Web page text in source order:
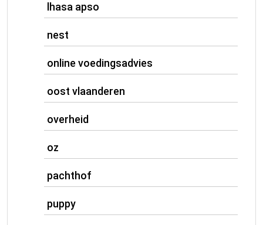
lhasa apso
nest
online voedingsadvies
oost vlaanderen
overheid
oz
pachthof
puppy